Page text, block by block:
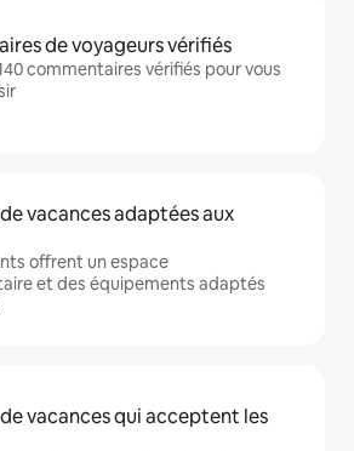
de voyageurs vérifiés
commentaires vérifiés pour vous
vacances adaptées aux
offrent un espace
et des équipements adaptés
vacances qui acceptent les